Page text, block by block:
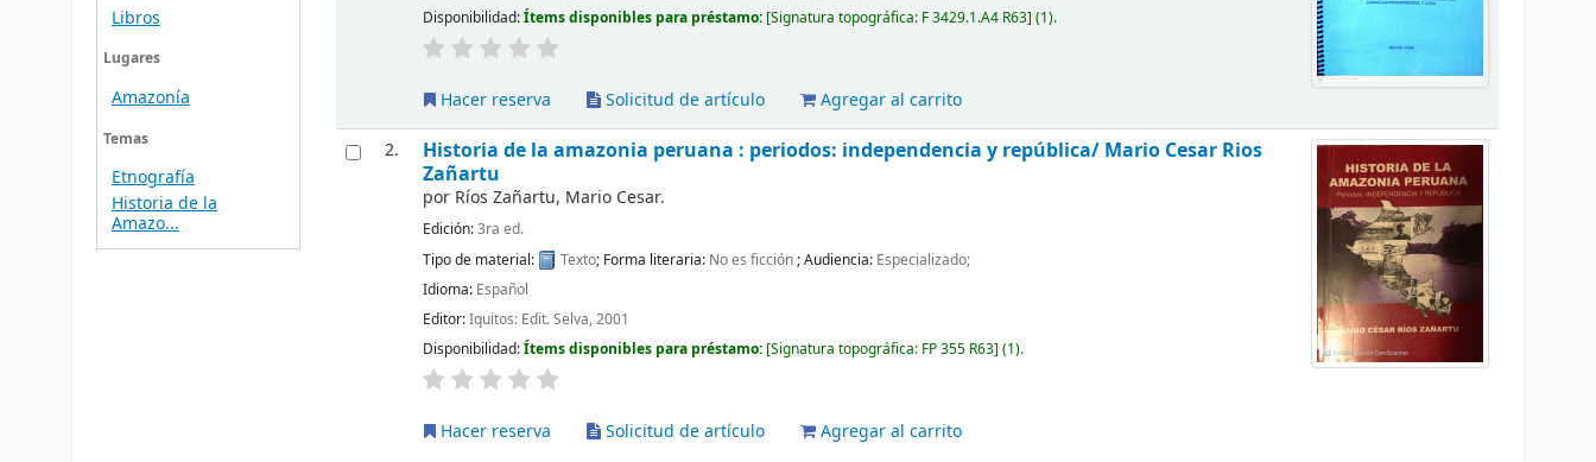
Libros
Lugares
Amazonía
Temas
Etnografía
Historia de la
Amazo...
Disponibilidad:Ítems disponibles para préstamo: Signatura topográfica: F 3429.1.A4 R63 (1).
Hacer reserva Solicitud de artículo
Agregar al carrito
2.
Historia de la amazonia peruana : periodos: independencia y república/ Mario Cesar Rios
Zañartu
por Ríos Zañartu, Mario Cesar.
Edición:3ra ed.
Tipo de material:
Texto; Forma literaria: No es ficción; Audiencia: Especializado;
Idioma: Español
Editor:Iquitos: Edit. Selva, 2001
Disponibilidad:Ítems disponibles para préstamo: Signatura topográfica: FP 355 R63 (1).
Hacer reserva Solicitud de artículo Agregar al carrito